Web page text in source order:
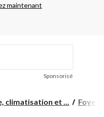
maintenant
Sponsorisé
climatisation et ...